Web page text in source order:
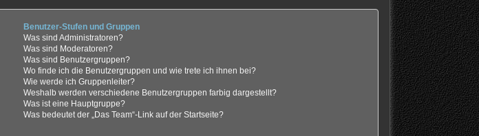
Benutzer-Stufen und Gruppen
Was sind Administratoren?
Was sind Moderatoren?
Was sind Benutzergruppen?
Wo finde ich die Benutzergruppen und wie trete ich ihnen bei?
Wie werde ich Gruppenleiter?
Weshalb werden verschiedene Benutzergruppen farbig dargestellt?
Was ist eine Hauptgruppe?
Was bedeutet der „Das Team“-Link auf der Startseite?